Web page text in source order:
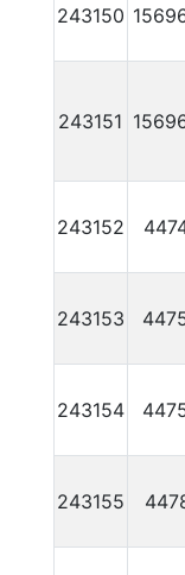
243150
243151
243152
243153
243154
243155